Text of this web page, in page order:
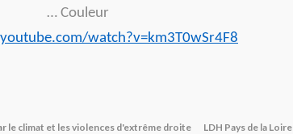
… Couleur
watch?v=km3T0wSr4F8
le climat et les violences d'extrême droite LDH Pays de la Loire